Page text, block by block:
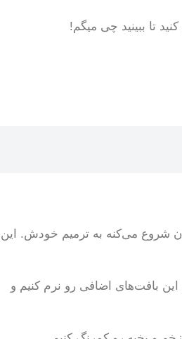
تا ببینید چی میگم!
شروع می‌کنه به ترمیم خودش. این
بافت‌های اضافی رو نرم کنیم و